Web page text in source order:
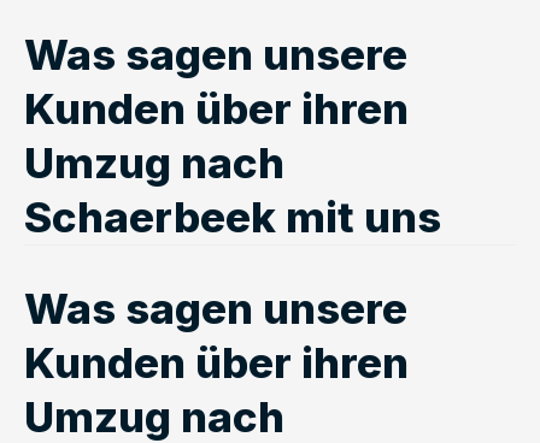
Was sagen unsere
Kunden über ihren
Umzug nach
Schaerbeek mit uns
Was sagen unsere
Kunden über ihren
Umzug nach